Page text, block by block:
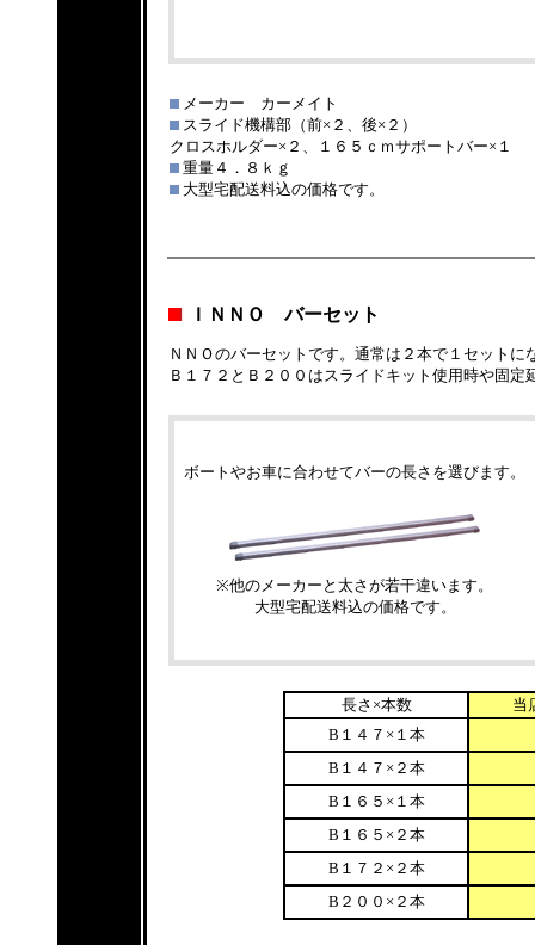
メーカー カーメイト
スライド機構部（前×２、後×２）
クロスホルダー×２、１６５ｃｍサポートバー×１
重量４．８ｋｇ
大型宅配送料込の価格です。
ＩＮＮＯ バーセット
ＮＮＯのバーセットです。通常は２本で１セット
Ｂ１７２とＢ２００はスライドキット使用時や固
ボートやお車に合わせてバーの長さを選びます。
※他のメーカーと太さが若干違います。
大型宅配送料込の価格です。
長さ×本数
当
B１４７×１本
B１４７×２本
B１６５×１本
B１６５×２本
B１７２×２本
B２００×２本